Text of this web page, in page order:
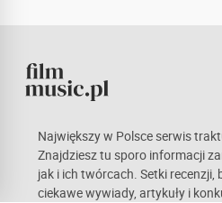
Największy w Polsce serwis
Znajdziesz tu sporo informacji
jak i ich twórcach. Setki
ciekawe wywiady, artykuły i